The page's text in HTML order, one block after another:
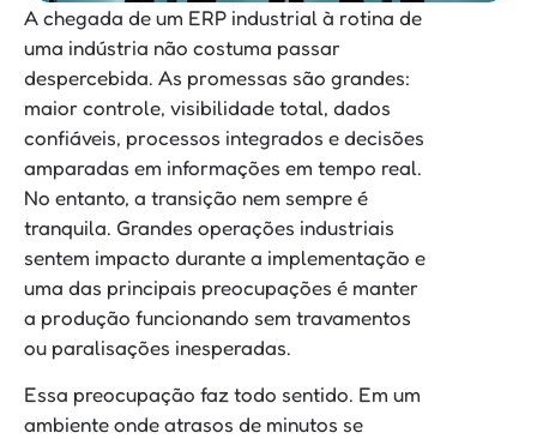
A chegada de um ERP industrial à rotina de
uma indústria não costuma passar
despercebida. As promessas são grandes:
maior controle, visibilidade total, dados
confiáveis, processos integrados e decisões
amparadas em informações em tempo real.
No entanto, a transição nem sempre é
tranquila. Grandes operações industriais
sentem impacto durante a implementação e
uma das principais preocupações é manter
a produção funcionando sem travamentos
ou paralisações inesperadas.
Essa preocupação faz todo sentido. Em um
ambiente onde atrasos de minutos se